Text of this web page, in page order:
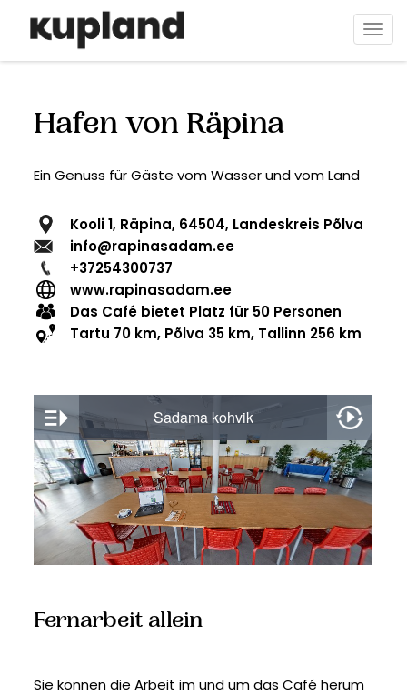
Hafen von Räpina
Ein Genuss für Gäste vom Wasser und vom Land
Kooli 1, Räpina, 64504, Landeskreis Põlva
info@rapinasadam.ee
+37254300737
www.rapinasadam.ee
Das Café bietet Platz für 50 Personen
Tartu 70 km, Põlva 35 km, Tallinn 256 km
Fernarbeit allein
Sie können die Arbeit im und um das Café herum